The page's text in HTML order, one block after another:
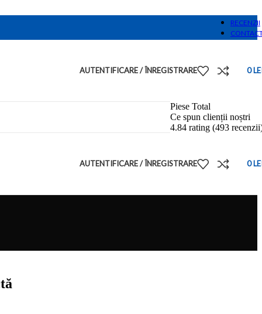
RECENZII
AUTENTIFICARE / ÎNREGISTRARE 0
Piese Total
Ce spun clienții noștri
4.84 rating (493
AUTENTIFICARE / ÎNREGISTRARE 0